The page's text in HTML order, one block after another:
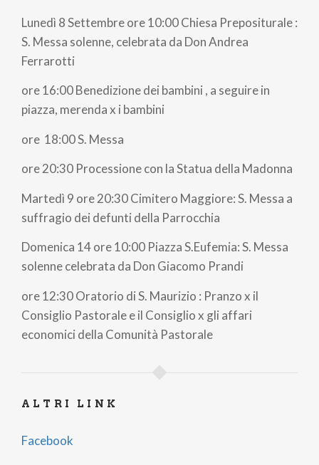
pane
Lunedì 8 Settembre ore 10:00 Chiesa Prepositurale :
S. Messa solenne, celebrata da Don Andrea
Ferrarotti
ore 16:00 Benedizione dei bambini , a seguire in
piazza, merenda x i bambini
ore 18:00 S. Messa
ore 20:30 Processione con la Statua della Madonna
Martedì 9 ore 20:30 Cimitero Maggiore: S. Messa a
suffragio dei defunti della Parrocchia
Domenica 14 ore 10:00 Piazza S.Eufemia: S. Messa
solenne celebrata da Don Giacomo Prandi
ore 12:30 Oratorio di S. Maurizio : Pranzo x il
Consiglio Pastorale e il Consiglio x gli affari
economici della Comunità Pastorale
ALTRI LINK
Facebook